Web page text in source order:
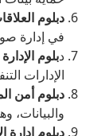
دبلوم
في إدارة
دبلوم
الإدارات
دبلوم أمن
دبلوم إدارة